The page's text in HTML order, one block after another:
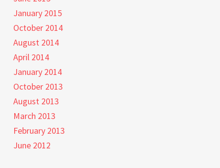
January 2015
October 2014
August 2014
April 2014
January 2014
October 2013
August 2013
March 2013
February 2013
June 2012